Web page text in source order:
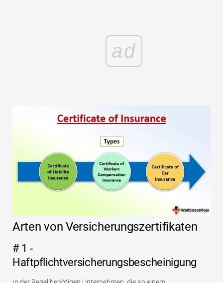
ad
Arten von Versicherungszertifikaten
# 1 -
Haftpflichtversicherungsbescheinigung